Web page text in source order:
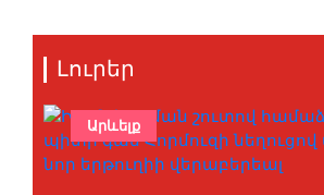
Լուրեր
Արևելք